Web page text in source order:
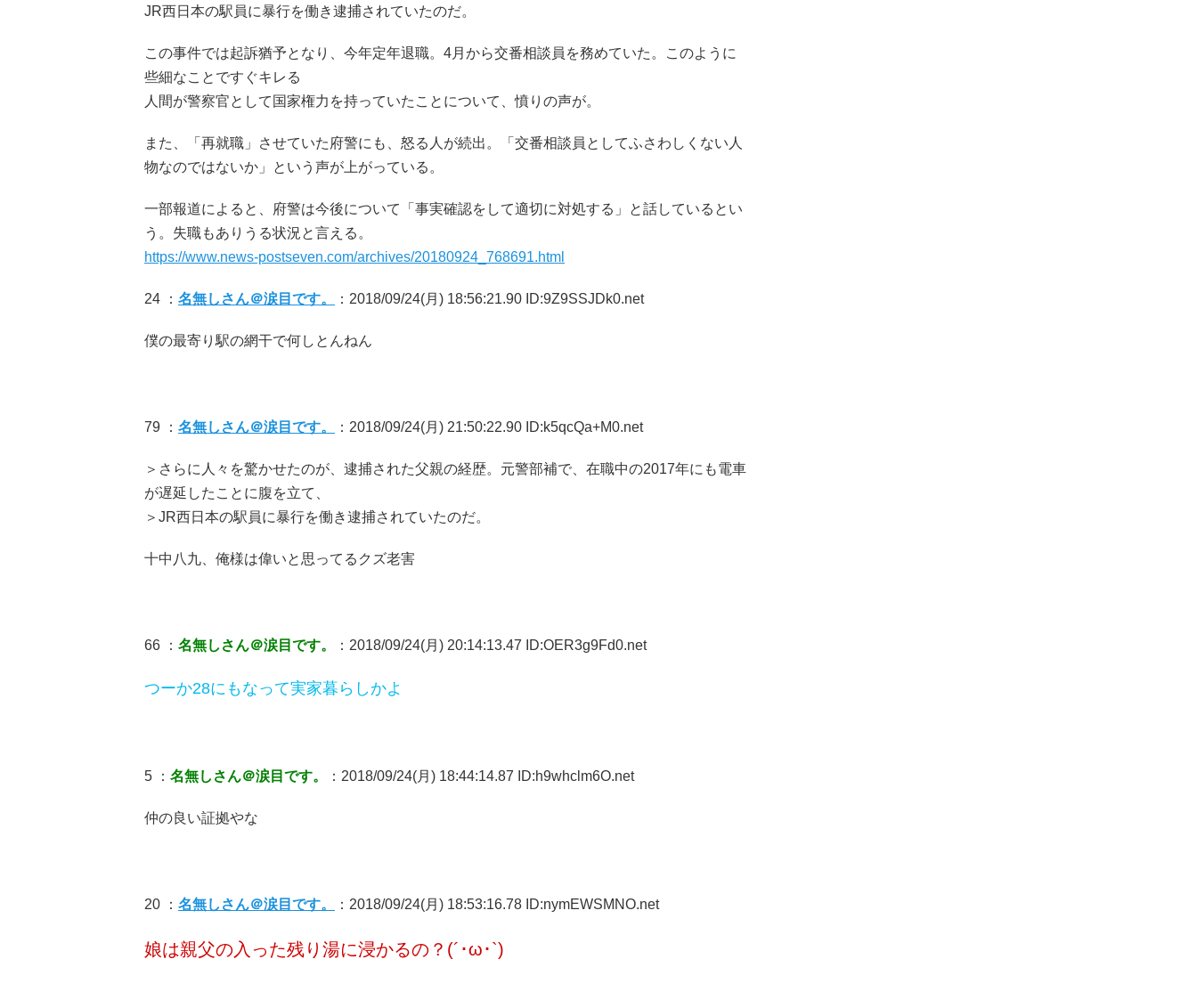
JR西日本の駅員に暴行を働き逮捕されていたのだ。
この事件では起訴猶予となり、今年定年退職。4月から交番相談員を務めていた。このように
些細なことですぐキレる
人間が警察官として国家権力を持っていたことについて、憤りの声が。
また、「再就職」させていた府警にも、怒る人が続出。「交番相談員としてふさわしくない人
物なのではないか」という声が上がっている。
一部報道によると、府警は今後について「事実確認をして適切に対処する」と話しているとい
う。失職もありうる状況と言える。
https://www.news-postseven.com/archives/20180924_768691.html
24 ： 名無しさん＠涙目です。 ：2018/09/24(月) 18:56:21.90 ID:9Z9SSJDk0.net
僕の最寄り駅の網干で何しとんねん
79 ： 名無しさん＠涙目です。 ：2018/09/24(月) 21:50:22.90 ID:k5qcQa+M0.net
＞さらに人々を驚かせたのが、逮捕された父親の経歴。元警部補で、在職中の2017年にも電車
が遅延したことに腹を立て、
＞JR西日本の駅員に暴行を働き逮捕されていたのだ。
十中八九、俺様は偉いと思ってるクズ老害
66 ： 名無しさん＠涙目です。 ：2018/09/24(月) 20:14:13.47 ID:OER3g9Fd0.net
つーか28にもなって実家暮らしかよ
5 ： 名無しさん＠涙目です。 ：2018/09/24(月) 18:44:14.87 ID:h9whclm6O.net
仲の良い証拠やな
20 ： 名無しさん＠涙目です。 ：2018/09/24(月) 18:53:16.78 ID:nymEWSMNO.net
娘は親父の入った残り湯に浸かるの？(´･ω･`)